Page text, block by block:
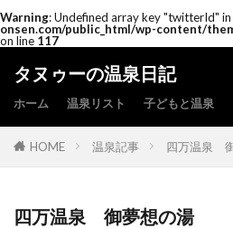
Warning: Undefined array key "twitterId" in
onsen.com/public_html/wp-content/
on line 117
タヌゥーの温泉日記
ホーム 温泉リスト 子どもと温泉
HOME 温泉記事 四万温泉
四万温泉 御夢想の湯